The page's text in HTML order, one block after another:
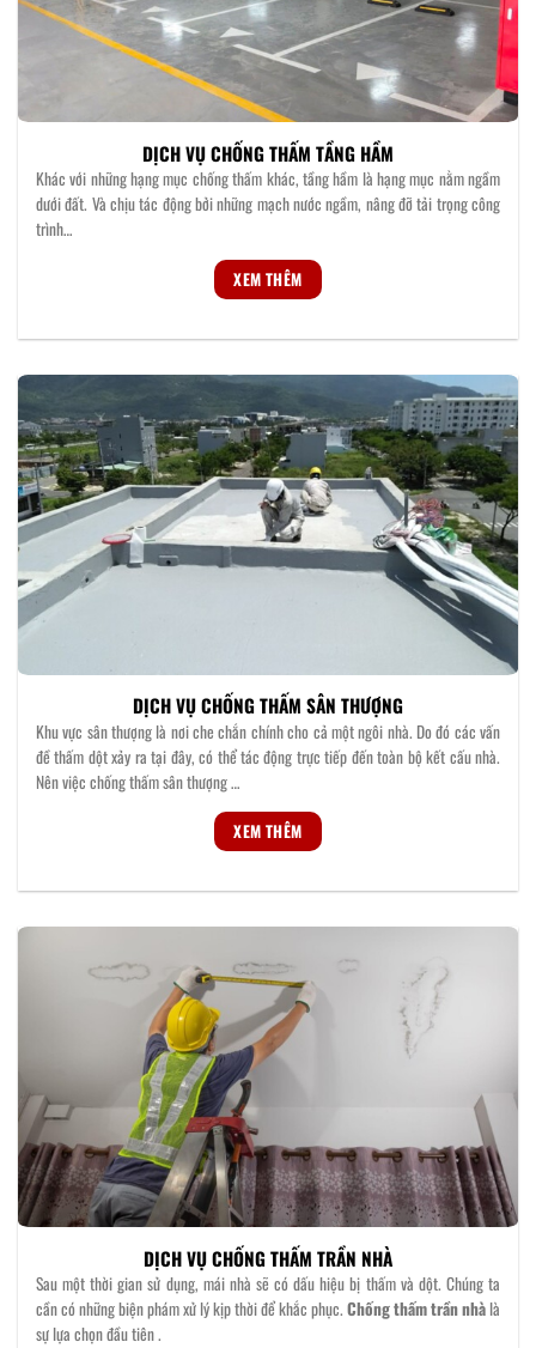
DỊCH VỤ CHỐNG THẤM TẦNG HẦM
Khác với những hạng mục chống thấm khác, tầng hầm là hạng mục nằm ngầm
dưới đất. Và chịu tác động bởi những mạch nước ngầm, nâng đỡ tải trọng công
trình…
XEM THÊM
DỊCH VỤ CHỐNG THẤM SÂN THƯỢNG
Khu vực sân thượng là nơi che chắn chính cho cả một ngôi nhà. Do đó các vấn
đề thấm dột xảy ra tại đây, có thể tác động trực tiếp đến toàn bộ kết cấu nhà.
Nên việc chống thấm sân thượng …
XEM THÊM
DỊCH VỤ CHỐNG THẤM TRẦN NHÀ
Sau một thời gian sử dụng, mái nhà sẽ có dấu hiệu bị thấm và dột. Chúng ta
cần có những biện phám xử lý kịp thời để khắc phục. Chống thấm trần nhà là
sự lựa chọn đầu tiên .